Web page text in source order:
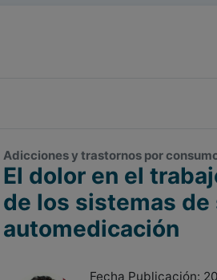
Adicciones y trastornos por
El dolor en el
de los sistemas de
automedicación
Fecha Publicación: